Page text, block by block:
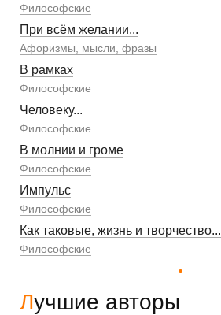
Философские
При всём желании...
Афоризмы, мысли, фразы
В рамках
Философские
Человеку...
Философские
В молнии и громе
Философские
Импульс
Философские
Как таковые, жизнь и творчество...
Философские
Лучшие авторы